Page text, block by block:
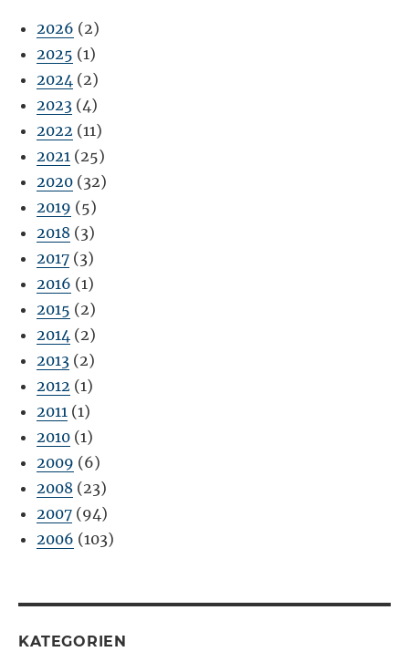
2026 (2)
2025 (1)
2024 (2)
2023 (4)
2022 (11)
2021 (25)
2020 (32)
2019 (5)
2018 (3)
2017 (3)
2016 (1)
2015 (2)
2014 (2)
2013 (2)
2012 (1)
2011 (1)
2010 (1)
2009 (6)
2008 (23)
2007 (94)
2006 (103)
KATEGORIEN